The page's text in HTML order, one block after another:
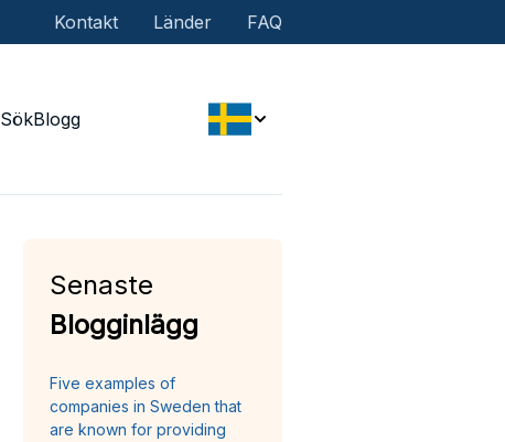
Kontakt Länder FAQ
SökBlogg
Senaste
Blogginlägg
Five examples of
companies in Sweden that
are known for providing